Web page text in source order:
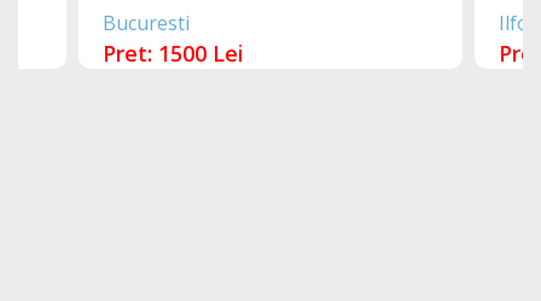
Bucuresti
Pret: 1500 Lei
Ilfov